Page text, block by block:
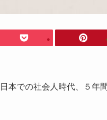
本での社会人時代、５年